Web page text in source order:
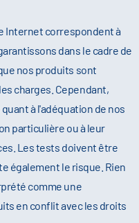
Internet correspondent à
dans le cadre de
nos produits sont
charges. Cependant,
à l'adéquation de nos
particulière ou à leur
Les tests doivent être
également le risque. Rien
comme une
en conflit avec les droits